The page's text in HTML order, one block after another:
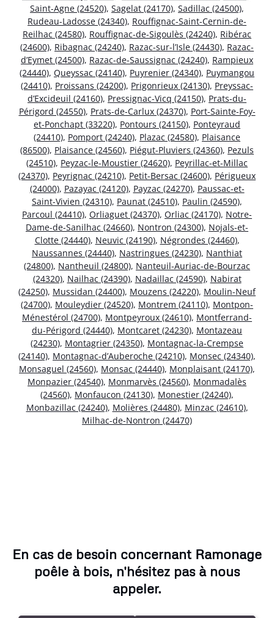
Saint-Agne (24520), Sagelat (24170), Sadillac (24500),
Rudeau-Ladosse (24340), Rouffignac-Saint-Cernin-de-
Reilhac (24580), Rouffignac-de-Sigoulès (24240), Ribérac
(24600), Ribagnac (24240), Razac-sur-l’Isle (24430), Razac-
d’Eymet (24500), Razac-de-Saussignac (24240), Rampieux
(24440), Queyssac (24140), Puyrenier (24340), Puymangou
(24410), Proissans (24200), Prigonrieux (24130), Preyssac-
d’Excideuil (24160), Pressignac-Vicq (24150), Prats-du-
Périgord (24550), Prats-de-Carlux (24370), Port-Sainte-Foy-
et-Ponchapt (33220), Pontours (24150), Ponteyraud
(24410), Pomport (24240), Plazac (24580), Plaisance
(86500), Plaisance (24560), Piégut-Pluviers (24360), Pezuls
(24510), Peyzac-le-Moustier (24620), Peyrillac-et-Millac
(24370), Peyrignac (24210), Petit-Bersac (24600), Périgueux
(24000), Pazayac (24120), Payzac (24270), Paussac-et-
Saint-Vivien (24310), Paunat (24510), Paulin (24590),
Parcoul (24410), Orliaguet (24370), Orliac (24170), Notre-
Dame-de-Sanilhac (24660), Nontron (24300), Nojals-et-
Clotte (24440), Neuvic (24190), Négrondes (24460),
Naussannes (24440), Nastringues (24230), Nanthiat
(24800), Nantheuil (24800), Nanteuil-Auriac-de-Bourzac
(24320), Nailhac (24390), Nadaillac (24590), Nabirat
(24250), Mussidan (24400), Mouzens (24220), Moulin-Neuf
(24700), Mouleydier (24520), Montrem (24110), Montpon-
Ménestérol (24700), Montpeyroux (24610), Montferrand-
du-Périgord (24440), Montcaret (24230), Montazeau
(24230), Montagrier (24350), Montagnac-la-Crempse
(24140), Montagnac-d’Auberoche (24210), Monsec (24340),
Monsaguel (24560), Monsac (24440), Monplaisant (24170),
Monpazier (24540), Monmarvès (24560), Monmadalès
(24560), Monfaucon (24130), Monestier (24240),
Monbazillac (24240), Molières (24480), Minzac (24610),
Milhac-de-Nontron (24470)
En cas de besoin concernant Ramonage
poêle à bois, n'hésitez pas à nous
appeler.